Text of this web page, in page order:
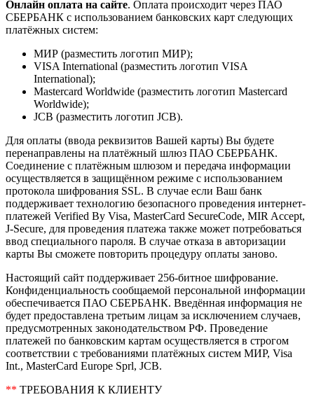
Онлайн оплата на сайте. Оплата происходит через ПАО
СБЕРБАНК с использованием банковских карт следующих
платёжных систем:
МИР (разместить логотип МИР);
VISA International (разместить логотип VISA
International);
Mastercard Worldwide (разместить логотип Mastercard
Worldwide);
JCB (разместить логотип JCB).
Для оплаты (ввода реквизитов Вашей карты) Вы будете
перенаправлены на платёжный шлюз ПАО СБЕРБАНК.
Соединение с платёжным шлюзом и передача информации
осуществляется в защищённом режиме с использованием
протокола шифрования SSL. В случае если Ваш банк
поддерживает технологию безопасного проведения интернет-
платежей Verified By Visa, MasterCard SecureCode, MIR Accept,
J-Secure, для проведения платежа также может потребоваться
ввод специального пароля. В случае отказа в авторизации
карты Вы сможете повторить процедуру оплаты заново.
Настоящий сайт поддерживает 256-битное шифрование.
Конфиденциальность сообщаемой персональной информации
обеспечивается ПАО СБЕРБАНК. Введённая информация не
будет предоставлена третьим лицам за исключением случаев,
предусмотренных законодательством РФ. Проведение
платежей по банковским картам осуществляется в строгом
соответствии с требованиями платёжных систем МИР, Visa
Int., MasterCard Europe Sprl, JCB.
** ТРЕБОВАНИЯ К КЛИЕНТУ